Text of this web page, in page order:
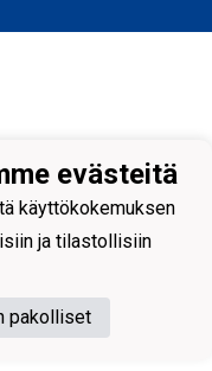
evästeitä
käyttökokemuksen
ja tilastollisiin
pakolliset